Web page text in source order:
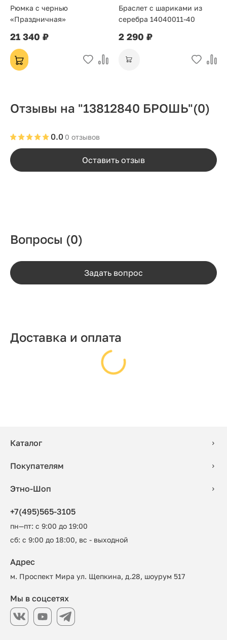
Рюмка с чернью
«Праздничная»
21 340 ₽
Браслет с шариками из
серебра 14040011-40
2 290 ₽
Отзывы на "13812840 БРОШЬ"(0)
0 отзывов
0.0
Оставить отзыв
Вопросы (0)
Задать вопрос
Доставка и оплата
Каталог
Покупателям
Этно-Шоп
+7(495)565-3105
пн—пт: с 9:00 до 19:00
сб: с 9:00 до 18:00, вс - выходной
Адрес
м. Проспект Мира ул. Щепкина, д.28, шоурум 517
Мы в соцсетях